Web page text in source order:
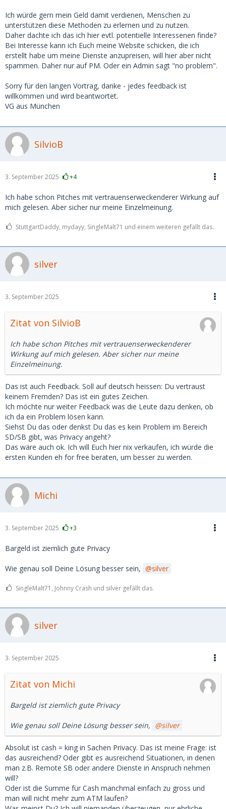
Ich würde gern mein Geld damit verdienen, Menschen zu
unterstützen diese Methoden zu erlernen und zu nutzen.
Daher dachte ich das ich hier evtl. potentielle Interessenen finde?
Bei Interesse kann ich Euch meine Website schicken, die ich
erstellt habe um meine Dienste anzupreisen, will hier aber nicht
spammen. Daher nur auf PM. Oder ein Admin sagt "no problem".
Sorry für den langen Vortrag, danke - jedes feedback ist
willkommen und wird beantwortet.
VG aus München
SilvioB
3. September 2025 +4
Ich habe schon Pitches mit vertrauenserweckenderer Wirkung auf
mich gelesen. Aber sicher nur meine Einzelmeinung.
StuttgartDaddy, mydayy, SingleMalt71 und einem weiteren gefällt das.
silver
3. September 2025
Zitat von SilvioB
Ich habe schon Pitches mit vertrauenserweckenderer
Wirkung auf mich gelesen. Aber sicher nur meine
Einzelmeinung.
Das ist auch Feedback. Soll auf deutsch heissen: Du vertraust
keinem Fremden? Das ist ein gutes Zeichen.
Ich möchte nur weiter Feedback was die Leute dazu denken, ob
ich da ein Problem lösen kann.
Siehst Du das oder denkst Du das es kein Problem im Bereich
SD/SB gibt, was Privacy angeht?
Das wäre auch ok. Ich will Euch hier nix verkaufen, ich würde die
ersten Kunden eh for free beraten, um besser zu werden.
Michi
3. September 2025 +3
Bargeld ist ziemlich gute Privacy
Wie genau soll Deine Lösung besser sein, silver
SingleMalt71, Johnny Crash und silver gefällt das.
silver
3. September 2025
Zitat von Michi
Bargeld ist ziemlich gute Privacy
Wie genau soll Deine Lösung besser sein, silver
Absolut ist cash = king in Sachen Privacy. Das ist meine Frage: ist
das ausreichend? Oder gibt es ausreichend Situationen, in denen
man z.B. Remote SB oder andere Dienste in Anspruch nehmen
will?
Oder ist die Summe für Cash manchmal einfach zu gross und
man will nicht mehr zum ATM laufen?